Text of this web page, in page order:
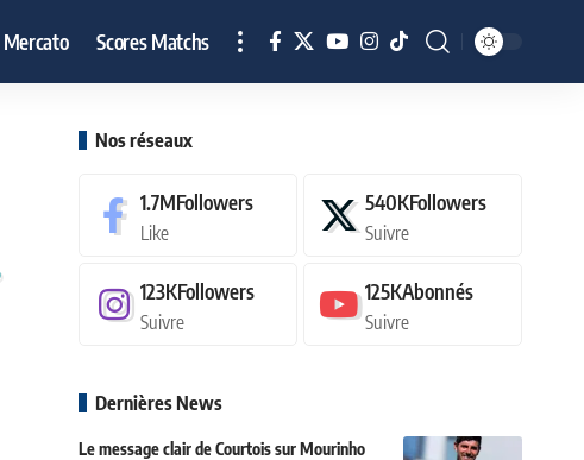
Mercato Scores Matchs
Nos réseaux
1.7MFollowers
Like
540KFollowers
Suivre
123KFollowers
Suivre
125KAbonnés
Suivre
Dernières News
Le message clair de Courtois sur Mourinho